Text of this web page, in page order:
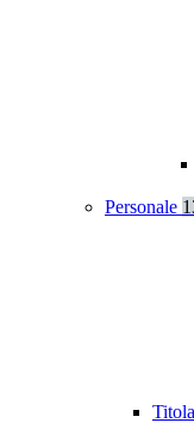
Personale